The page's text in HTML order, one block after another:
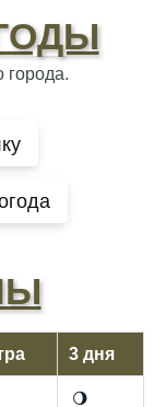
города.
3 дня
🌖
поймал